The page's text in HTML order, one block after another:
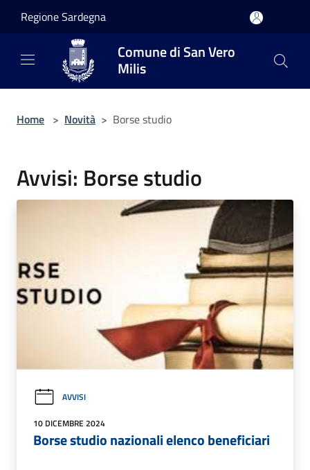
Regione Sardegna
Comune di San Vero
Milis
Home > Novità > Borse studio
Avvisi: Borse studio
AVVISI
10 DICEMBRE 2024
Borse studio nazionali elenco beneficiari